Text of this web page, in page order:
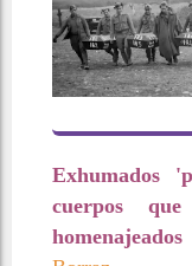
Exhumados
cuerpos